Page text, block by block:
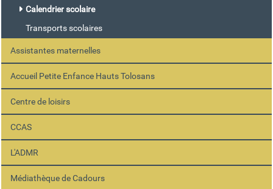
Calendrier scolaire
Transports scolaires
Assistantes maternelles
Accueil Petite Enfance Hauts Tolosans
Centre de loisirs
CCAS
L'ADMR
Médiathèque de Cadours